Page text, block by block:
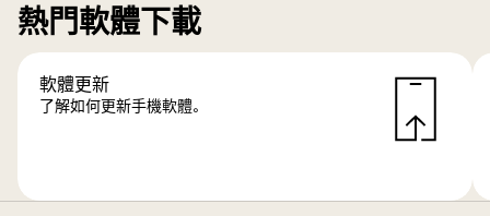
熱門軟體下載
軟體更新
了解如何更新手機軟體。